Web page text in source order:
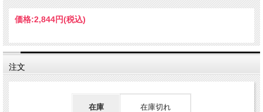
価格:2,844円(税込)
注文
在庫 在庫切れ